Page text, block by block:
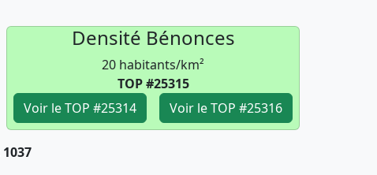
Densité Bénonces
20 habitants/km²
TOP #25315
Voir le TOP #25314
Voir le TOP #25316
1037